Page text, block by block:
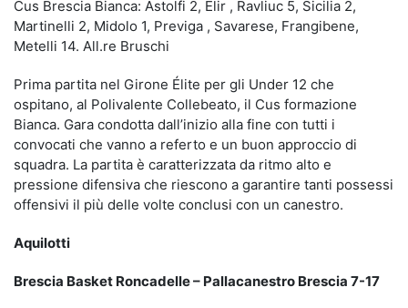
Cus Brescia Bianca: Astolfi 2, Elir , Ravliuc 5, Sicilia 2,
Martinelli 2, Midolo 1, Previga , Savarese, Frangibene,
Metelli 14. All.re Bruschi
Prima partita nel Girone Élite per gli Under 12 che
ospitano, al Polivalente Collebeato, il Cus formazione
Bianca. Gara condotta dall’inizio alla fine con tutti i
convocati che vanno a referto e un buon approccio di
squadra. La partita è caratterizzata da ritmo alto e
pressione difensiva che riescono a garantire tanti possessi
offensivi il più delle volte conclusi con un canestro.
Aquilotti
Brescia Basket Roncadelle – Pallacanestro Brescia 7-17